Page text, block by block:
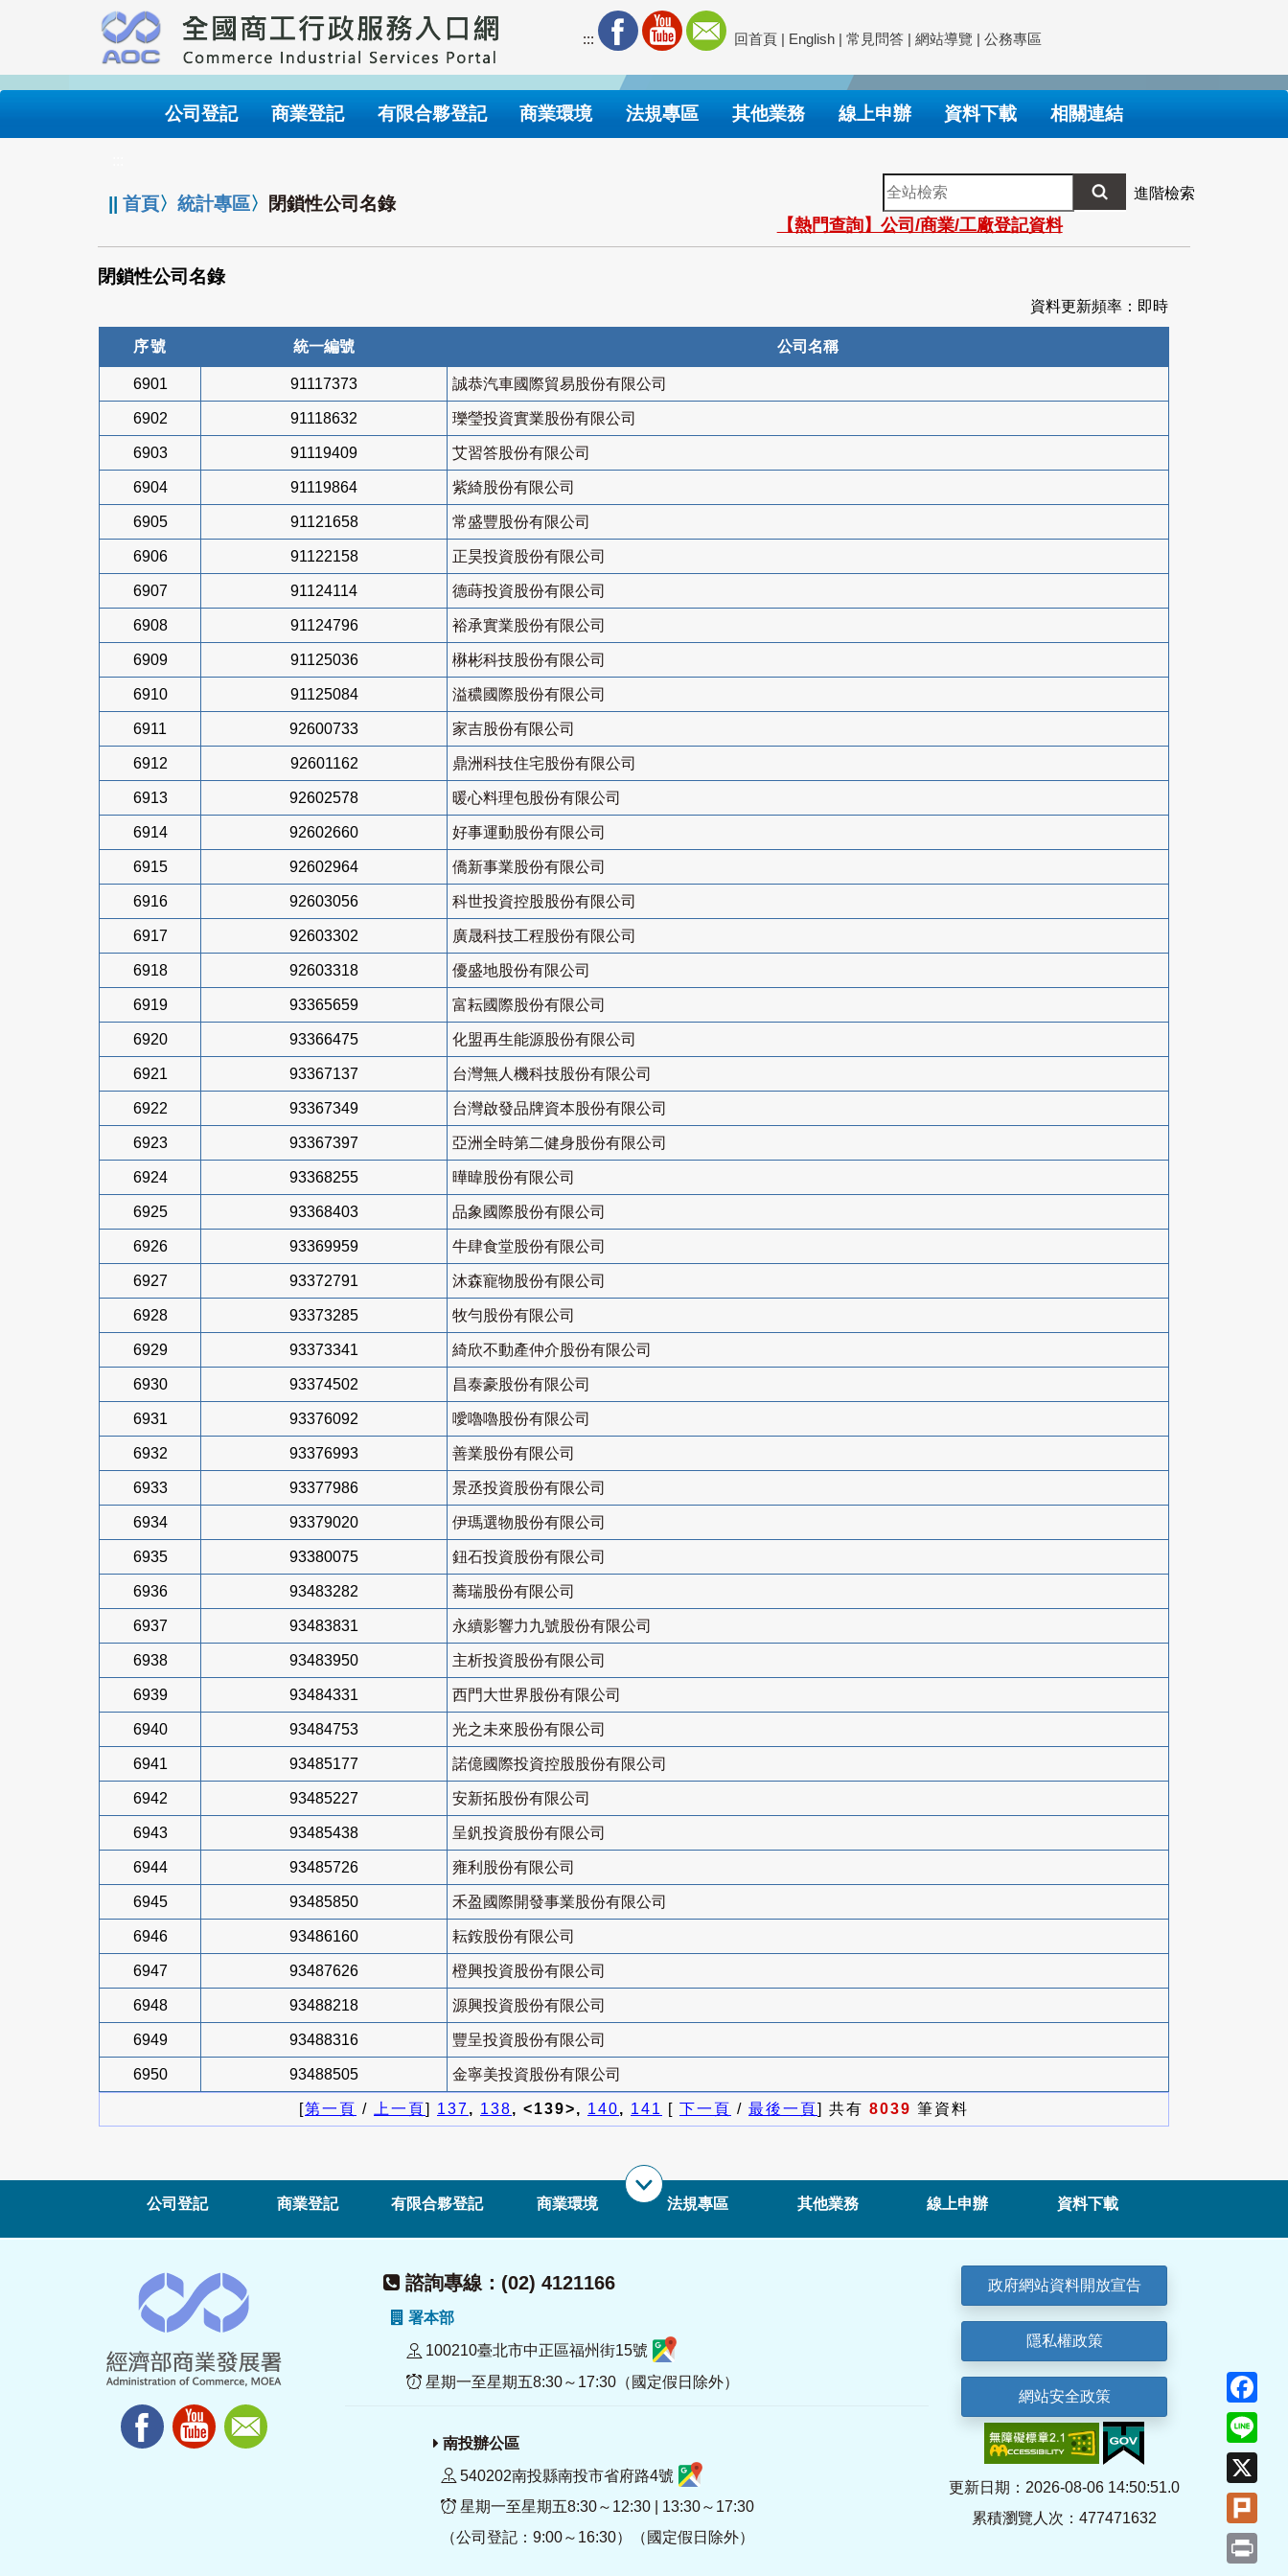
要
內
::: 回首頁 | English | 常見問答 | 網站導覽 | 公務專區
公司登記 商業登記 有限合夥登記 商業環境 法規專區 其他業務 線上申辦 資料下載 相關連結
||首頁〉統計專區〉 閉鎖性公司名錄
全
站
檢
索
進階檢索
【熱門查詢】公司/商業/工廠登記資料
閉鎖性公司名錄
資料更新頻率：即時
序號 統一編號 公司名稱
6901 91117373 誠恭汽車國際貿易股份有限公司
6902 91118632 瓅瑩投資實業股份有限公司
6903 91119409 艾習答股份有限公司
6904 91119864 紫綺股份有限公司
6905 91121658 常盛豐股份有限公司
6906 91122158 正昊投資股份有限公司
6907 91124114 德蒔投資股份有限公司
6908 91124796 裕承實業股份有限公司
6909 91125036 楙彬科技股份有限公司
6910 91125084 溢穠國際股份有限公司
6911 92600733 家吉股份有限公司
6912 92601162 鼎洲科技住宅股份有限公司
6913 92602578 暖心料理包股份有限公司
6914 92602660 好事運動股份有限公司
6915 92602964 僑新事業股份有限公司
6916 92603056 科世投資控股股份有限公司
6917 92603302 廣晟科技工程股份有限公司
6918 92603318 優盛地股份有限公司
6919 93365659 富耘國際股份有限公司
6920 93366475 化盟再生能源股份有限公司
6921 93367137 台灣無人機科技股份有限公司
6922 93367349 台灣啟發品牌資本股份有限公司
6923 93367397 亞洲全時第二健身股份有限公司
6924 93368255 曄暐股份有限公司
6925 93368403 品象國際股份有限公司
6926 93369959 牛肆食堂股份有限公司
6927 93372791 沐森寵物股份有限公司
6928 93373285 牧勻股份有限公司
6929 93373341 綺欣不動產仲介股份有限公司
6930 93374502 昌泰豪股份有限公司
6931 93376092 噯嚕嚕股份有限公司
6932 93376993 善業股份有限公司
6933 93377986 景丞投資股份有限公司
6934 93379020 伊瑪選物股份有限公司
6935 93380075 鈕石投資股份有限公司
6936 93483282 蕎瑞股份有限公司
6937 93483831 永續影響力九號股份有限公司
6938 93483950 主析投資股份有限公司
6939 93484331 西門大世界股份有限公司
6940 93484753 光之未來股份有限公司
6941 93485177 諾億國際投資控股股份有限公司
6942 93485227 安新拓股份有限公司
6943 93485438 呈釩投資股份有限公司
6944 93485726 雍利股份有限公司
6945 93485850 禾盈國際開發事業股份有限公司
6946 93486160 耘銨股份有限公司
6947 93487626 橙興投資股份有限公司
6948 93488218 源興投資股份有限公司
6949 93488316 豐呈投資股份有限公司
6950 93488505 金寧美投資股份有限公司
[第一頁 / 上一頁] 137, 138, <139>, 140, 141 [ 下一頁 / 最後一頁] 共有 8039 筆資料
公司登記 商業登記 有限合夥登記 商業環境 法規專區 其他業務 線上申辦 資料下載
諮詢專線：(02) 4121166
署本部
100210臺北市中正區福州街15號
星期一至星期五8:30～17:30（國定假日除外）
南投辦公區
540202南投縣南投市省府路4號
星期一至星期五8:30～12:30 | 13:30～17:30
（公司登記：9:00～16:30）（國定假日除外）
政府網站資料開放宣告
隱私權政策
網站安全政策
更新日期：2026-08-06 14:50:51.0
累積瀏覽人次：477471632